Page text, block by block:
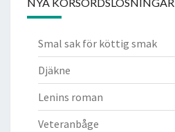
Smal sak för köttig smak
Djäkne
Lenins roman
Veteranbåge